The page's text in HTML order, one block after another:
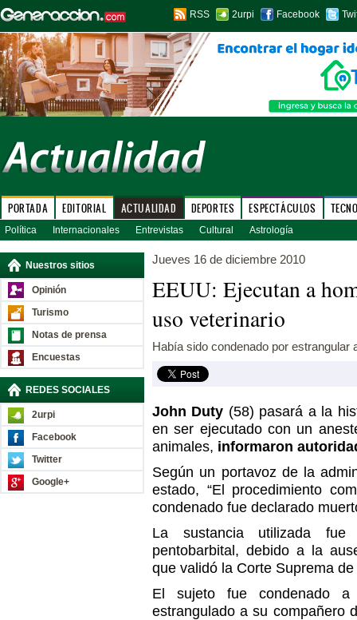
RSS 2urpi Facebook
PORTADA EDITORIAL ACTUALIDAD DEPORTES ESPECTÁCULOS
Política Internacionales Entrevistas Cultural Astrología
Nuestros sitios
Opinión
Turismo
Notas de prensa
Encuestas
REDES SOCIALES
2urpi
Facebook
Twitter
Google+
Jueves 16 de diciembre 2010
EEUU: Ejecutan a
uso veterinario
Había sido condenado por estrangular
John Duty (58) pasará a la
en ser ejecutado con un
animales, informaron
Según un portavoz de la
estado, “El procedimiento
condenado fue declarado
La sustancia utilizada
pentobarbital, debido a la
que validó la Corte Suprema
El sujeto fue condenado
estrangulado a su compañero